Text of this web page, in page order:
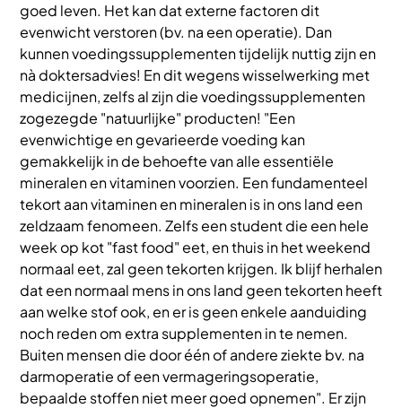
goed leven. Het kan dat externe factoren dit
evenwicht verstoren (bv. na een operatie). Dan
kunnen voedingssupplementen tijdelijk nuttig zijn en
nà doktersadvies! En dit wegens wisselwerking met
medicijnen, zelfs al zijn die voedingssupplementen
zogezegde "natuurlijke" producten! "Een
evenwichtige en gevarieerde voeding kan
gemakkelijk in de behoefte van alle essentiële
mineralen en vitaminen voorzien. Een fundamenteel
tekort aan vitaminen en mineralen is in ons land een
zeldzaam fenomeen. Zelfs een student die een hele
week op kot "fast food" eet, en thuis in het weekend
normaal eet, zal geen tekorten krijgen. Ik blijf herhalen
dat een normaal mens in ons land geen tekorten heeft
aan welke stof ook, en er is geen enkele aanduiding
noch reden om extra supplementen in te nemen.
Buiten mensen die door één of andere ziekte bv. na
darmoperatie of een vermageringsoperatie,
bepaalde stoffen niet meer goed opnemen". Er zijn